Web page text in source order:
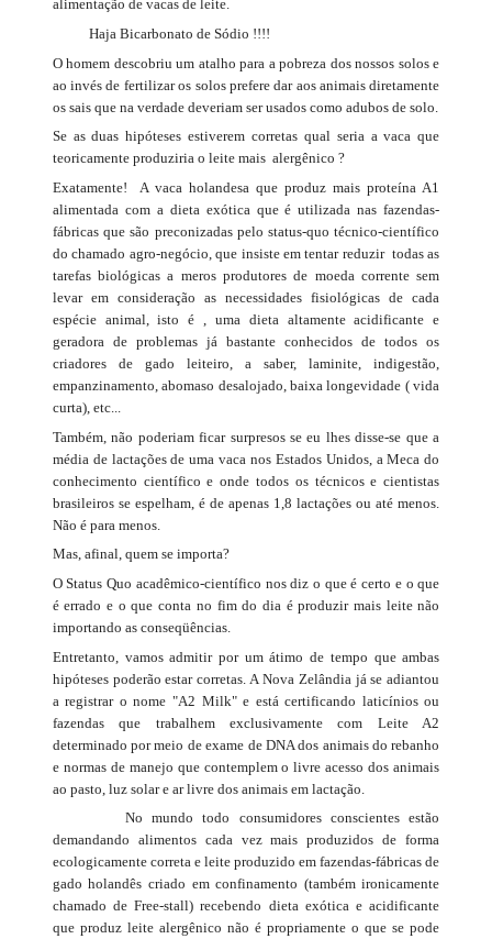
alimentação de vacas de leite.
Haja Bicarbonato de Sódio !!!!
O homem descobriu um atalho para a pobreza dos nossos solos e
ao invés de fertilizar os solos prefere dar aos animais diretamente
os sais que na verdade deveriam ser usados como adubos de solo.
Se as duas hipóteses estiverem corretas qual seria a vaca que
teoricamente produziria o leite mais alergênico ?
Exatamente! A vaca holandesa que produz mais proteína A1
alimentada com a dieta exótica que é utilizada nas fazendas-
fábricas que são preconizadas pelo status-quo técnico-científico
do chamado agro-negócio, que insiste em tentar reduzir todas as
tarefas biológicas a meros produtores de moeda corrente sem
levar em consideração as necessidades fisiológicas de cada
espécie animal, isto é , uma dieta altamente acidificante e
geradora de problemas já bastante conhecidos de todos os
criadores de gado leiteiro, a saber, laminite, indigestão,
empanzinamento, abomaso desalojado, baixa longevidade ( vida
curta), etc...
Também, não poderiam ficar surpresos se eu lhes disse-se que a
média de lactações de uma vaca nos Estados Unidos, a Meca do
conhecimento científico e onde todos os técnicos e cientistas
brasileiros se espelham, é de apenas 1,8 lactações ou até menos.
Não é para menos.
Mas, afinal, quem se importa?
O Status Quo acadêmico-científico nos diz o que é certo e o que
é errado e o que conta no fim do dia é produzir mais leite não
importando as conseqüências.
Entretanto, vamos admitir por um átimo de tempo que ambas
hipóteses poderão estar corretas. A Nova Zelândia já se adiantou
a registrar o nome "A2 Milk" e está certificando laticínios ou
fazendas que trabalhem exclusivamente com Leite A2
determinado por meio de exame de DNA dos animais do rebanho
e normas de manejo que contemplem o livre acesso dos animais
ao pasto, luz solar e ar livre dos animais em lactação.
No mundo todo consumidores conscientes estão
demandando alimentos cada vez mais produzidos de forma
ecologicamente correta e leite produzido em fazendas-fábricas de
gado holandês criado em confinamento (também ironicamente
chamado de Free-stall) recebendo dieta exótica e acidificante
que produz leite alergênico não é propriamente o que se pode